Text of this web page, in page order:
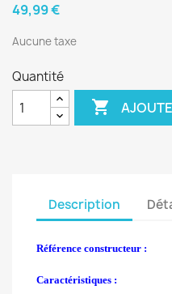
49,99 €
Aucune taxe
Quantité

Description
Référence constructeur :
Caractéristiques :